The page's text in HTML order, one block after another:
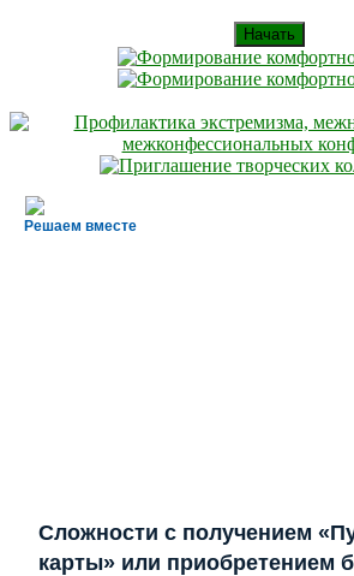
Начать
Решаем вместе
Сложности с получением
карты» или приобретением